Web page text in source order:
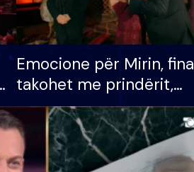
Emocione për Mirin,
takohet me prindërit,
vajzën dhe
S’kemi ndonjë letër
apo jo?